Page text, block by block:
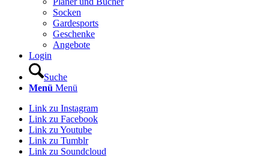
Socken
Gardesports
Geschenke
Angebote
Login
Suche
Menü Menü
Link zu Instagram
Link zu Facebook
Link zu Youtube
Link zu Tumblr
Link zu Soundcloud